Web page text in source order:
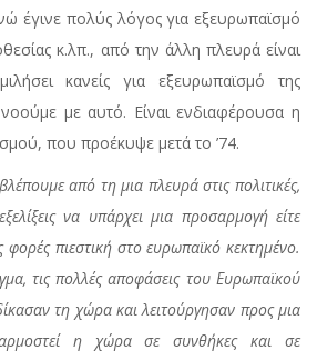
έγινε πολύς λόγος για εξευρωπαϊσμό
κ.λπ., από την άλλη πλευρά είναι
κανείς για εξευρωπαϊσμό της
με αυτό. Είναι ενδιαφέρουσα η
που προέκυψε μετά το ’74.
βλέπουμε από τη μια πλευρά στις πολιτικές,
να υπάρχει μια προσαρμογή είτε
φορές πιεστική στο ευρωπαϊκό κεκτημένο.
τις πολλές αποφάσεις του Ευρωπαϊκού
τη χώρα και λειτούργησαν προς μια
η χώρα σε συνθήκες και σε